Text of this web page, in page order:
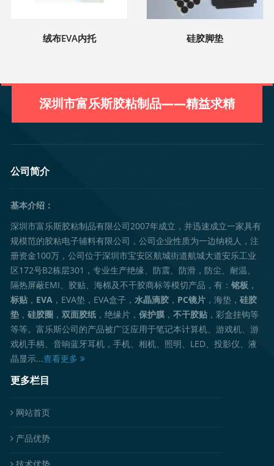
绒布EVA内托 硅胶脚垫
深圳市富乐斯胶粘制品——精益求精
公司简介
基本介绍：
深圳市富乐斯胶粘制品有限公司2007年成立，并迅速成立一家具有
规模范的胶粘电子辅料有限公司，公司企业性质为一边纳税人，注
册资金100万，公司位于深圳市宝安区航城街道航城大道安乐工业
区172号B2栋层301，专业生产绝缘、防震、防滑，防尘、耐温、
隔热屏蔽EMI、胶贴、海棉及不干胶商标等模切产品，有：铭板 ，
标贴 ， EVA ，EVA垫，EVA盒子，水晶滴胶 ， PC镜片 ，海垫，硅胶
垫 ，硅胶圈 ，双面胶纸 ，绝缘片，保护膜 ，不干胶贴 ，彩盒挂钩等
等等。富乐斯公司的产品被广泛应用于笔记本计算机、游戏机、游
戏机手柄、音响蓝牙耳机，手机、相机、照明、LED、投影仪、液
晶显示...查看更多
更多栏目
网站首页
产品优势